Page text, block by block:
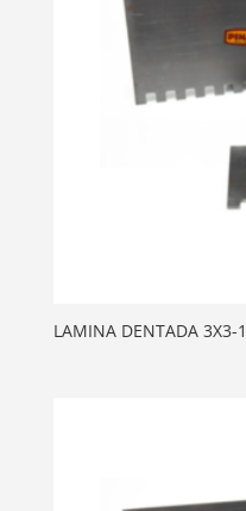
LAMINA DENTADA 3X3-